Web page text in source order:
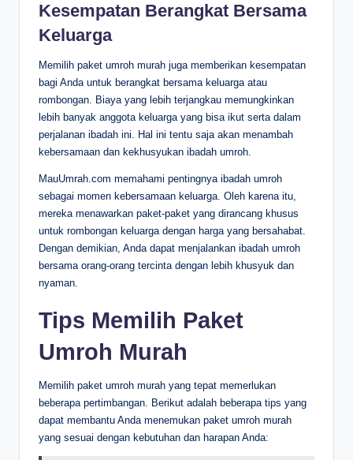
Kesempatan Berangkat Bersama
Keluarga
Memilih paket umroh murah juga memberikan kesempatan
bagi Anda untuk berangkat bersama keluarga atau
rombongan. Biaya yang lebih terjangkau memungkinkan
lebih banyak anggota keluarga yang bisa ikut serta dalam
perjalanan ibadah ini. Hal ini tentu saja akan menambah
kebersamaan dan kekhusyukan ibadah umroh.
MauUmrah.com memahami pentingnya ibadah umroh
sebagai momen kebersamaan keluarga. Oleh karena itu,
mereka menawarkan paket-paket yang dirancang khusus
untuk rombongan keluarga dengan harga yang bersahabat.
Dengan demikian, Anda dapat menjalankan ibadah umroh
bersama orang-orang tercinta dengan lebih khusyuk dan
nyaman.
Tips Memilih Paket
Umroh Murah
Memilih paket umroh murah yang tepat memerlukan
beberapa pertimbangan. Berikut adalah beberapa tips yang
dapat membantu Anda menemukan paket umroh murah
yang sesuai dengan kebutuhan dan harapan Anda: